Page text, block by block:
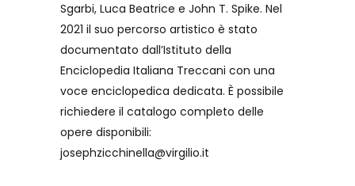
Sgarbi, Luca Beatrice e John T. Spike. Nel
2021 il suo percorso artistico è stato
documentato dall’Istituto della
Enciclopedia Italiana Treccani con una
voce enciclopedica dedicata. È possibile
richiedere il catalogo completo delle
opere disponibili:
josephzicchinella@virgilio.it